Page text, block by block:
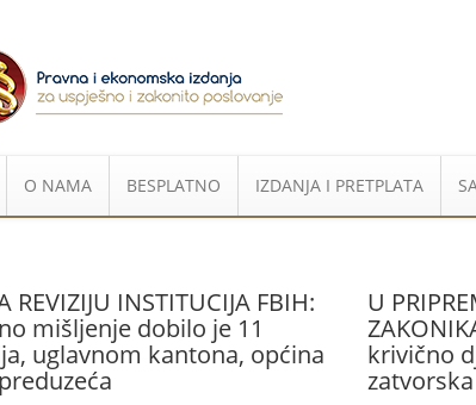
O NAMA BESPLATNO IZDANJA I PRETPLATA
REVIZIJU INSTITUCIJA FBIH:
mišljenje dobilo je 11
uglavnom kantona, općina
U
krivično